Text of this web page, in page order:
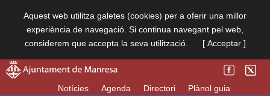
Aquest web utilitza galetes (cookies) per a oferir una millor
experiència de navegació. Si continua navegant pel web,
considerem que accepta la seva utilització.
[ Acceptar ]
Notícies Agenda Directori Plànol guia